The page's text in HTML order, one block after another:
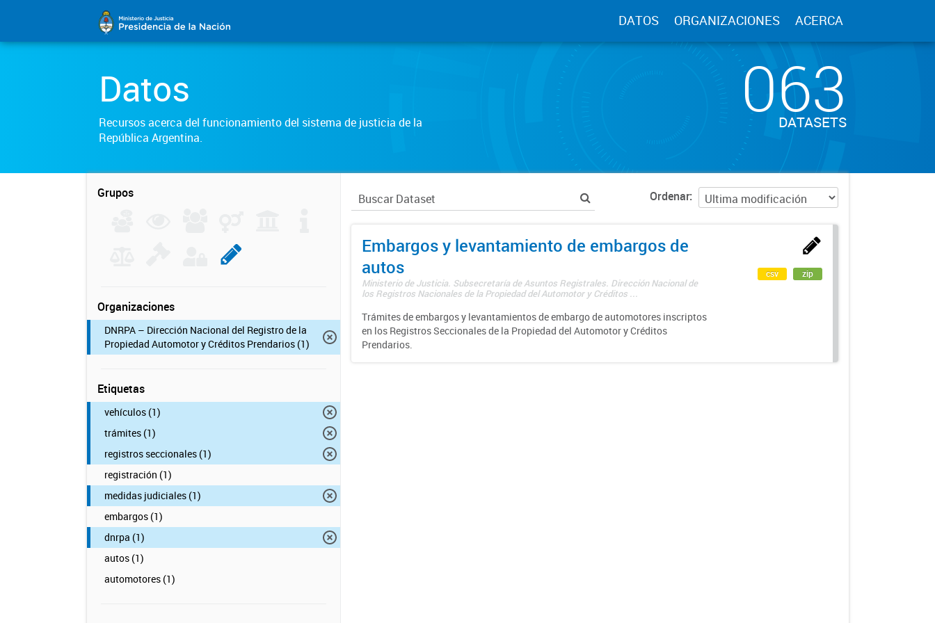
DATOS ORGANIZACIONES ACERCA
Datos
Recursos acerca del funcionamiento del sistema de justicia de la
República Argentina.
063
DATASETS
Grupos
Organizaciones
DNRPA – Dirección Nacional del Registro de la
Propiedad Automotor y Créditos Prendarios (1)
Etiquetas
vehículos (1)
trámites (1)
registros seccionales (1)
registración (1)
medidas judiciales (1)
embargos (1)
dnrpa (1)
autos (1)
automotores (1)
Ordenar
Embargos y levantamiento de embargos de
autos
Ministerio de Justicia. Subsecretaría de Asuntos Registrales. Dirección Nacional de
los Registros Nacionales de la Propiedad del Automotor y Créditos ...
Trámites de embargos y levantamientos de embargo de automotores inscriptos
en los Registros Seccionales de la Propiedad del Automotor y Créditos
Prendarios.
csv zip